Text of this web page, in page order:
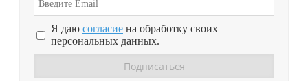
Я даю согласие на обработку своих
персональных данных.